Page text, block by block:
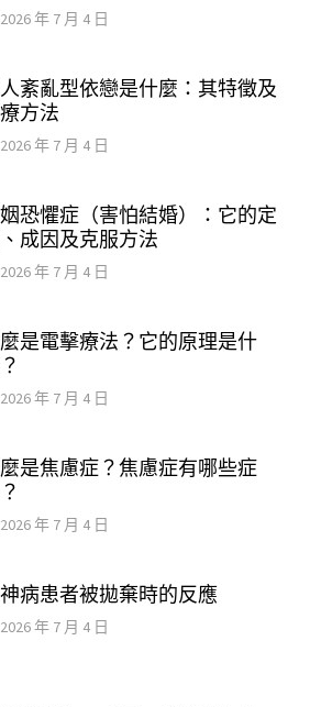
2026 年 7 月 4 日
紊亂型依戀是什麼：其特徵及
方法
2026 年 7 月 4 日
恐懼症（害怕結婚）：它的定
成因及克服方法
2026 年 7 月 4 日
是電擊療法？它的原理是什
2026 年 7 月 4 日
是焦慮症？焦慮症有哪些症
2026 年 7 月 4 日
病患者被拋棄時的反應
2026 年 7 月 4 日